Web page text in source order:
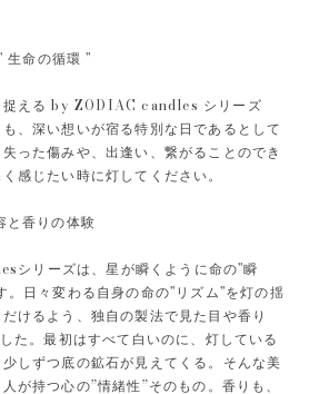
命の循環 "
捉える by ZODIAC candles シリーズ
、深い想いが宿る特別な日であるとして
った傷みや、出逢い、繋がることのでき
感じたい時に灯してください。
香りの体験
リーズは、星が瞬くように命の"瞬
。日々変わる自身の命の"リズム"を灯の揺
けるよう、独自の製法で見た目や香り
た。最初はすべて白いのに、灯している
しずつ底の鉱石が見えてくる。そんな美
が持つ心の”情緒性”そのもの。香りも、